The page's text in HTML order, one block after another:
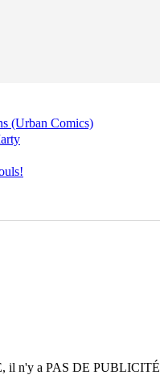
(Urban Comics)
, il n'y a PAS DE PUBLICITÉ